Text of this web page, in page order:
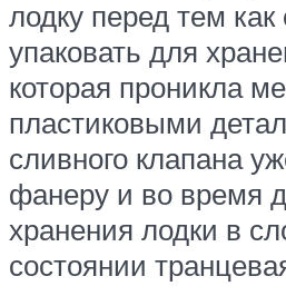
лодку перед тем
упаковать для
которая проникла
пластиковыми
сливного клапана
фанеру и во время
хранения лодки в
состоянии